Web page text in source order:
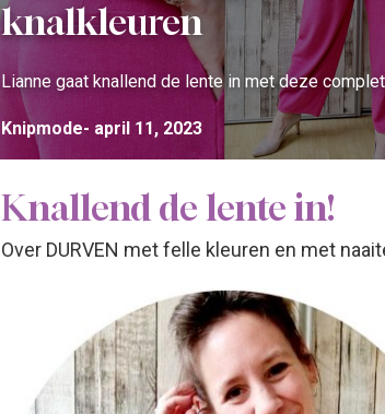
knalkleuren
Lianne gaat knallend de lente in met deze
Knipmode april 11, 2023
Knallend de lente in!
Over DURVEN met felle kleuren en met